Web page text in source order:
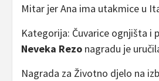
Mitar jer Ana ima utakmice u
Kategorija: Čuvarice ognjišta i
Neveka Rezo nagradu je
Nagrada za Životno djelo na